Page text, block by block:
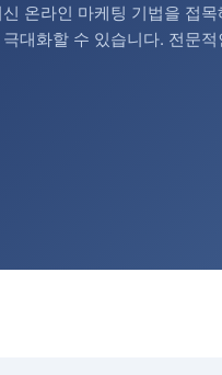
온라인 마케팅 기법을 접
대화할 수 있습니다. 전문